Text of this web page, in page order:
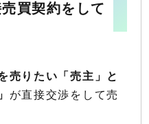
買契約をして
売りたい「売主」と
が直接交渉をして売